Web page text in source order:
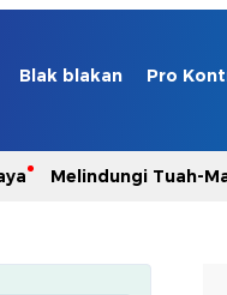
Blak blakan Pro
Melindungi Tuah-